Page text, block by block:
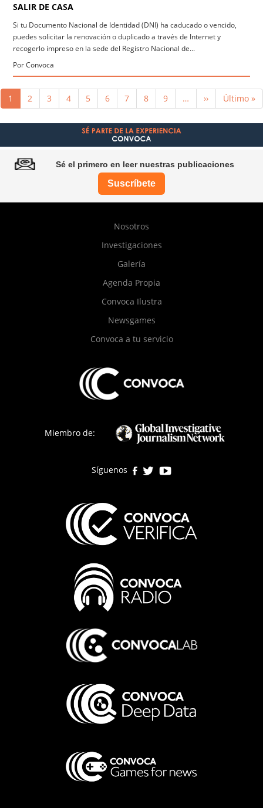
SALIR DE CASA
Si tu Documento Nacional de Identidad (DNI) ha caducado o vencido,
puedes solicitar la renovación o duplicado a través de Internet y
recogerlo impreso en la sede del Registro Nacional de...
Por Convoca
Paginación
Página
actual
1 Página
2 Página
3 Página
4 Página
5 Página
6 Página
7 Página
8 Página
9 …
Siguiente
página
››
Última
página
Último »
Sé el primero en leer nuestras publicaciones
Suscríbete
Nosotros
Investigaciones
Galería
Agenda Propia
Convoca Ilustra
Newsgames
Convoca a tu servicio
Miembro de:
Síguenos